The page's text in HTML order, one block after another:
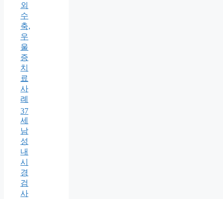
외
수
축,
우
울
증
치
료
사
례
37
세
남
성
내
시
경
검
사